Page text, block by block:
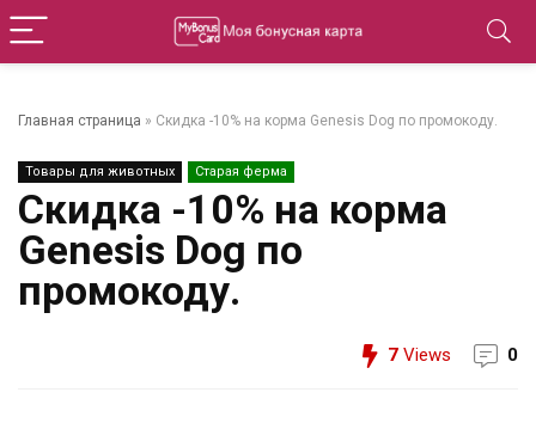
Главная страница » Скидка -10% на корма Genesis Dog по промокоду.
Товары для животных Старая ферма
Скидка -10% на корма
Genesis Dog по
промокоду.
7 Views 0